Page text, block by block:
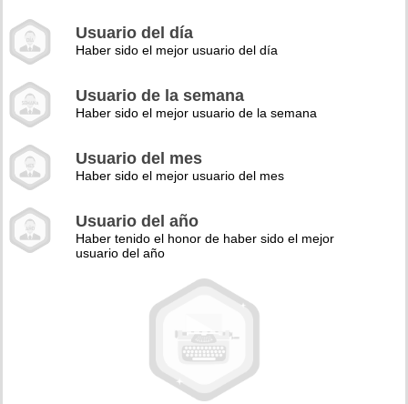
Usuario del día
Haber sido el mejor usuario del día
Usuario de la semana
Haber sido el mejor usuario de la semana
Usuario del mes
Haber sido el mejor usuario del mes
Usuario del año
Haber tenido el honor de haber sido el mejor
usuario del año